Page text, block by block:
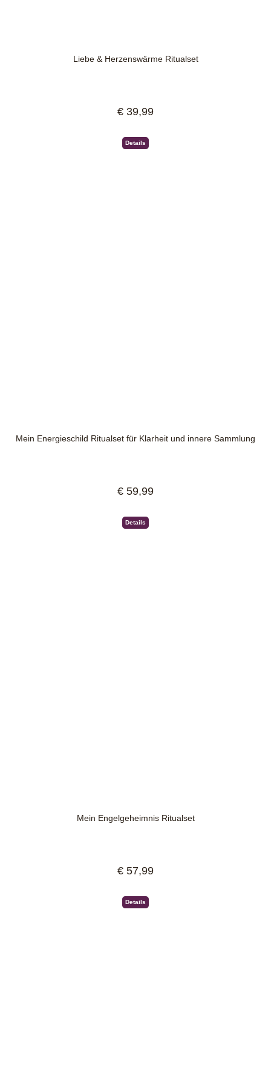
Liebe & Herzenswärme Ritualset
Regulärer Preis:
€ 39,99
Details
Mein Energieschild Ritualset für Klarheit und innere Sammlung
Regulärer Preis:
€ 59,99
Details
Mein Engelgeheimnis Ritualset
Regulärer Preis:
€ 57,99
Details